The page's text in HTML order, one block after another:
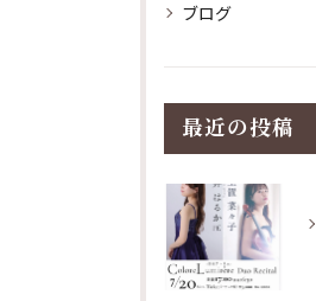
ブログ
最近の投稿